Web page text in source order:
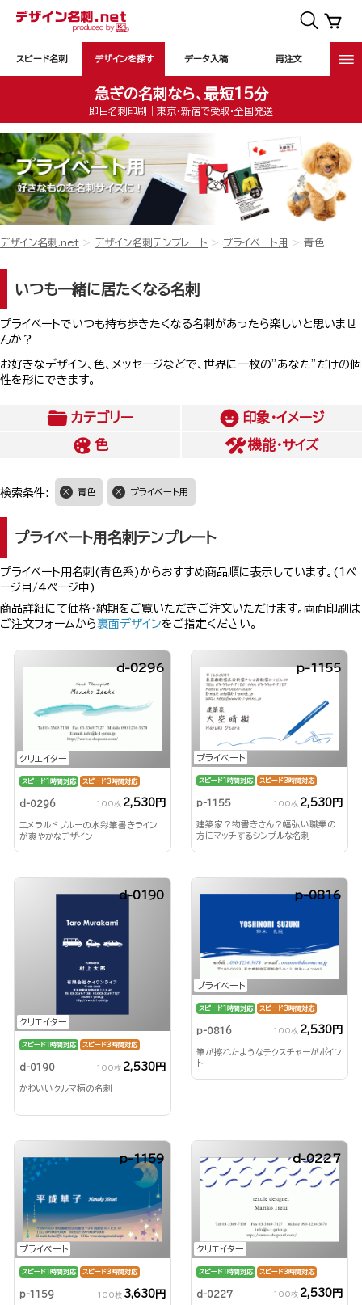
スピード名刺 デザインを探す データ入稿 再注文
急ぎの名刺なら、最短15分
即日名刺印刷｜東京・新宿で受取・全国発送
デザイン名刺.net デザイン名刺テンプレート プライベート用 青色
いつも一緒に居たくなる名刺
プライベートでいつも持ち歩きたくなる名刺があったら楽しいと思いませ
んか？
お好きなデザイン、色、メッセージなどで、世界に一枚の”あなた”だけの個
性を形にできます。
カテゴリー
印象・イメージ
色
機能・サイズ
検索条件: 青色 プライベート用
プライベート用名刺テンプレート
プライベート用名刺(青色系)からおすすめ商品順に表示しています。(1ペ
ージ目/4ページ中)
商品詳細にて価格・納期をご覧いただきご注文いただけます。両面印刷は
ご注文フォームから裏面デザインをご指定ください。
クリエイター
d-0296
スピード1時間対応 スピード3時間対応
d-0296 100枚 2,530円
エメラルドブルーの水彩筆書きライン
が爽やかなデザイン
プライベート
p-1155
スピード1時間対応 スピード3時間対応
p-1155 100枚 2,530円
建築家？物書きさん？幅弘い職業の
方にマッチするシンプルな名刺
クリエイター
d-0190
スピード1時間対応 スピード3時間対応
d-0190 100枚 2,530円
かわいいクルマ柄の名刺
プライベート
p-0816
スピード1時間対応 スピード3時間対応
p-0816 100枚 2,530円
筆が擦れたようなテクスチャーがポイン
ト
プライベート
p-1159
スピード1時間対応 スピード3時間対応
p-1159 100枚 3,630円
クリエイター
d-0227
スピード1時間対応 スピード3時間対応
d-0227 100枚 2,530円